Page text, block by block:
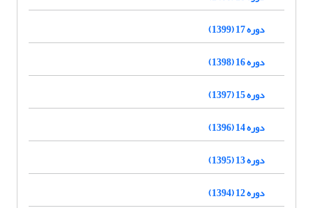
دوره 17 (1399)
دوره 16 (1398)
دوره 15 (1397)
دوره 14 (1396)
دوره 13 (1395)
دوره 12 (1394)